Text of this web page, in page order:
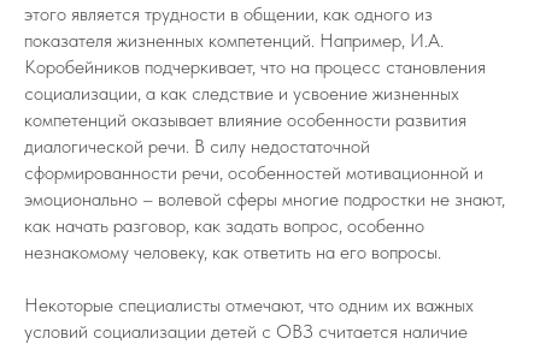
этого является трудности в общении, как одного из
показателя жизненных компетенций. Например, И.А.
Коробейников подчеркивает, что на процесс становления
социализации, а как следствие и усвоение жизненных
компетенций оказывает влияние особенности развития
диалогической речи. В силу недостаточной
сформированности речи, особенностей мотивационной и
эмоционально – волевой сферы многие подростки не знают,
как начать разговор, как задать вопрос, особенно
незнакомому человеку, как ответить на его вопросы.
Некоторые специалисты отмечают, что одним их важных
условий социализации детей с ОВЗ считается наличие